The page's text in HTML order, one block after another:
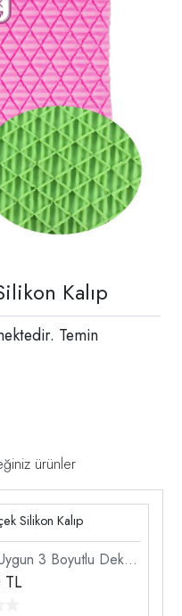
Kalıp
Temin
ürünler
Silikon Kalıp
3 Boyutlu Dekor
Şekillendirici
TL